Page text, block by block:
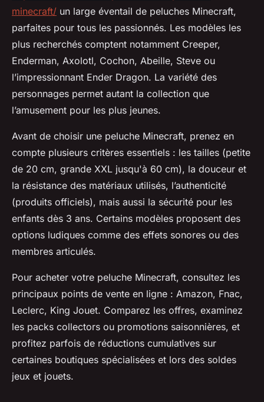
minecraft/ un large éventail de peluches Minecraft,
parfaites pour tous les passionnés. Les modèles les
plus recherchés comptent notamment Creeper,
Enderman, Axolotl, Cochon, Abeille, Steve ou
l’impressionnant Ender Dragon. La variété des
personnages permet autant la collection que
l’amusement pour les plus jeunes.
Avant de choisir une peluche Minecraft, prenez en
compte plusieurs critères essentiels : les tailles (petite
de 20 cm, grande XXL jusqu'à 60 cm), la douceur et
la résistance des matériaux utilisés, l’authenticité
(produits officiels), mais aussi la sécurité pour les
enfants dès 3 ans. Certains modèles proposent des
options ludiques comme des effets sonores ou des
membres articulés.
Pour acheter votre peluche Minecraft, consultez les
principaux points de vente en ligne : Amazon, Fnac,
Leclerc, King Jouet. Comparez les offres, examinez
les packs collectors ou promotions saisonnières, et
profitez parfois de réductions cumulatives sur
certaines boutiques spécialisées et lors des soldes
jeux et jouets.